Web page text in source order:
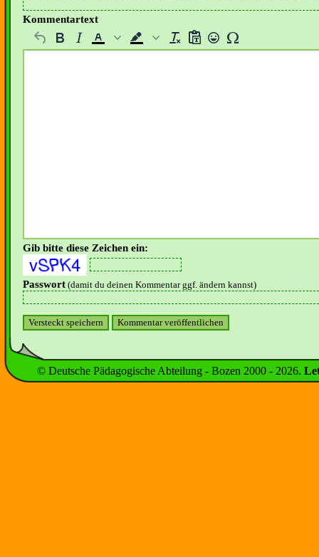
Kommentartext
Gib bitte diese Zeichen ein:
Passwort (damit du deinen Kommentar ggf. ändern kannst)
© Deutsche Pädagogische Abteilung - Bozen 2000 - 2026.